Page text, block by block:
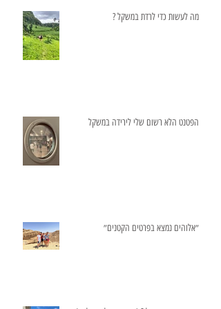
מה לעשות כדי לרדת במשקל ?
הפטנט הלא רשום שלי לירידה במשקל
״אלוהים נמצא בפרטים הקטנים״